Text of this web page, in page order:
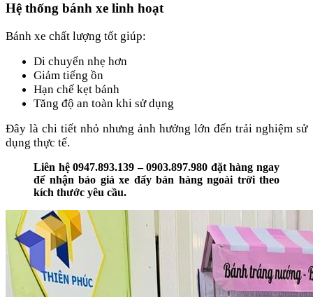
Hệ thống bánh xe linh hoạt
Bánh xe chất lượng tốt giúp:
Di chuyển nhẹ hơn
Giảm tiếng ồn
Hạn chế kẹt bánh
Tăng độ an toàn khi sử dụng
Đây là chi tiết nhỏ nhưng ảnh hưởng lớn đến trải nghiệm sử
dụng thực tế.
Liên hệ 0947.893.139 – 0903.897.980 đặt hàng ngay
để nhận báo giá xe đẩy bán hàng ngoài trời theo
kích thước yêu cầu.